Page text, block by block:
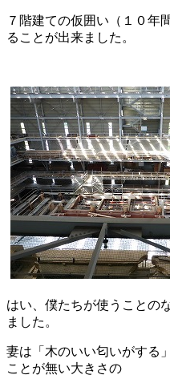
７階建ての仮囲い（１０年
ることが出来ました。
はい、僕たちが使うことの
ました。
妻は「木のいい匂いがする
ことが無い大きさの